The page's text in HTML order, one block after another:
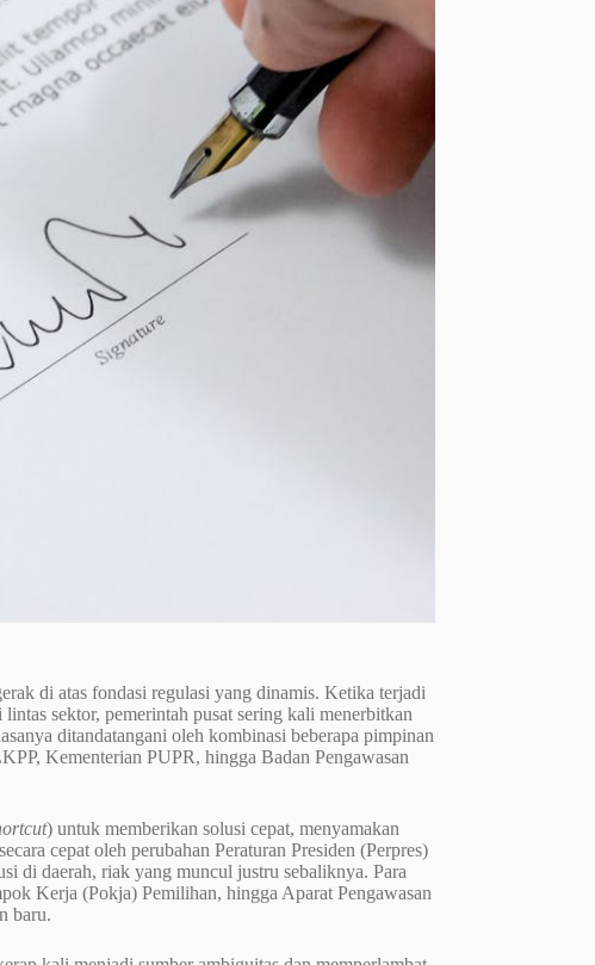
di atas fondasi regulasi yang dinamis. Ketika terjadi
sektor, pemerintah pusat sering kali menerbitkan
ditandatangani oleh kombinasi beberapa pimpinan
Kementerian PUPR, hingga Badan Pengawasan
) untuk memberikan solusi cepat, menyamakan
cepat oleh perubahan Peraturan Presiden (Perpres)
di daerah, riak yang muncul justru sebaliknya. Para
Kerja (Pokja) Pemilihan, hingga Aparat Pengawasan
baru.